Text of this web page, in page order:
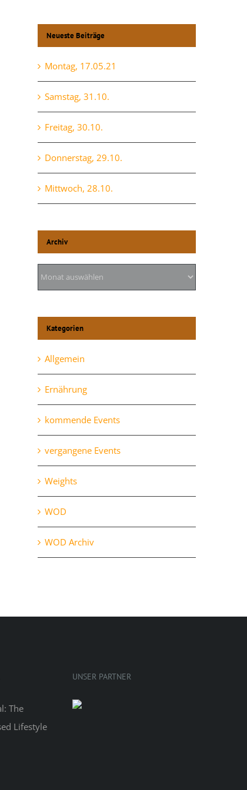
Mittwoch, 28.10.
Neueste Beiträge
Montag, 17.05.21
Samstag, 31.10.
Freitag, 30.10.
Donnerstag, 29.10.
Mittwoch, 28.10.
Archiv
Archiv
Kategorien
Allgemein
Ernährung
kommende Events
vergangene Events
Weights
WOD
WOD Archiv
UNSER PARTNER